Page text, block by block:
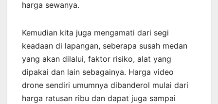
harga sewanya.
Kemudian kita juga mengamati dari segi
keadaan di lapangan, seberapa susah medan
yang akan dilalui, faktor risiko, alat yang
dipakai dan lain sebagainya. Harga video
drone sendiri umumnya dibanderol mulai dari
harga ratusan ribu dan dapat juga sampai